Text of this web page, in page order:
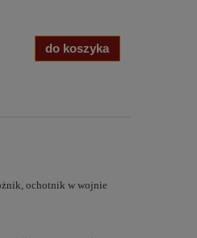
do koszyka
ochotnik w wojnie